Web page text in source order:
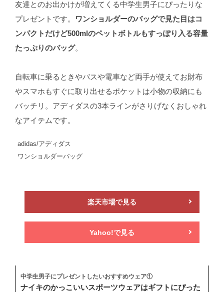
友達とのお出かけが増えてくる中学生男子にぴったりな
プレゼントです。
ワンショルダーのバッグで見た目はコ
ンパクトだけど500mlのペットボトルもすっぽり入る容量
たっぷりのバッグ。
自転車に乗るときやバスや電車など両手が使えてお財布
やスマホもすぐに取り出せるポケットは小物の収納にも
バッチリ。アディダスの3本ラインがさりげなくおしゃれ
なアイテムです。
adidas/アディダス
ワンショルダーバッグ
楽天市場で見る
Yahoo!で見る
中学生男子にプレゼントしたいおすすめウェア①
ナイキのかっこいいスポーツウェアはギフトにぴった